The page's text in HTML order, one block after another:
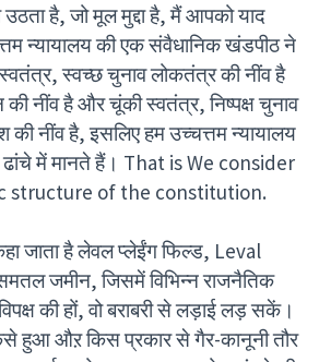
है, जो मूल मुद्दा है, मैं आपको याद
न्यायालय की एक संवैधानिक खंडपीठ ने
स्वच्छ चुनाव लोकतंत्र की नींव है
नींव है और चूंकी स्वतंत्र, निष्पक्ष चुनाव
नींव है, इसलिए हम उच्चत्तम न्यायालय
में मानते हैं। That is We consider
structure of the constitution.
जाता है लेवल प्लेईंग फिल्ड, Leval
जमीन, जिसमें विभिन्न राजनैतिक
विपक्ष की हों, वो बराबरी से लड़ाई लड़ सकें।
हुआ औऱ किस प्रकार से गैर-कानूनी तौर